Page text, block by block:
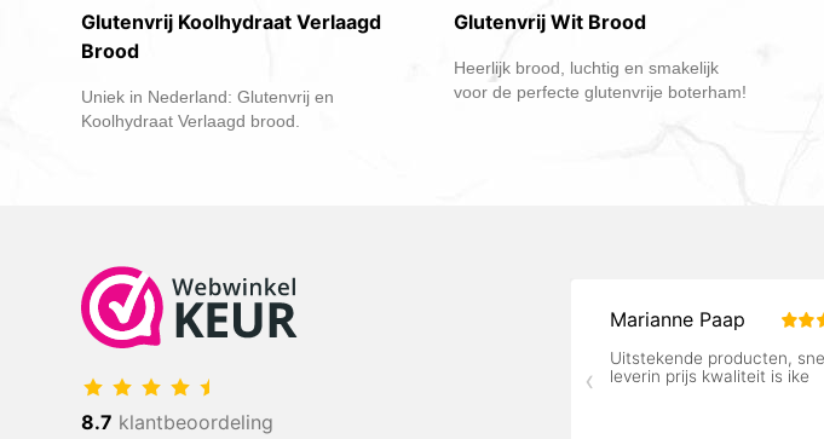
Glutenvrij Koolhydraat Verlaagd
Brood
Uniek in Nederland: Glutenvrij en
Koolhydraat Verlaagd brood.
Glutenvrij Wit Brood
Heerlijk brood, luchtig en smakelijk
voor de perfecte glutenvrije boterham!
8.7 klantbeoordeling